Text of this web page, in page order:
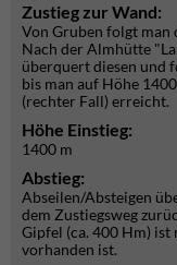
Zustieg zur Wand:
Von Gruben folgt man
Nach der Almhütte
überquert diesen und
bis man auf Höhe
(rechter Fall) erreicht.
Höhe Einstieg:
1400 m
Abstieg:
Abseilen/Absteigen
dem Zustiegsweg
Gipfel (ca. 400 Hm)
vorhanden ist.